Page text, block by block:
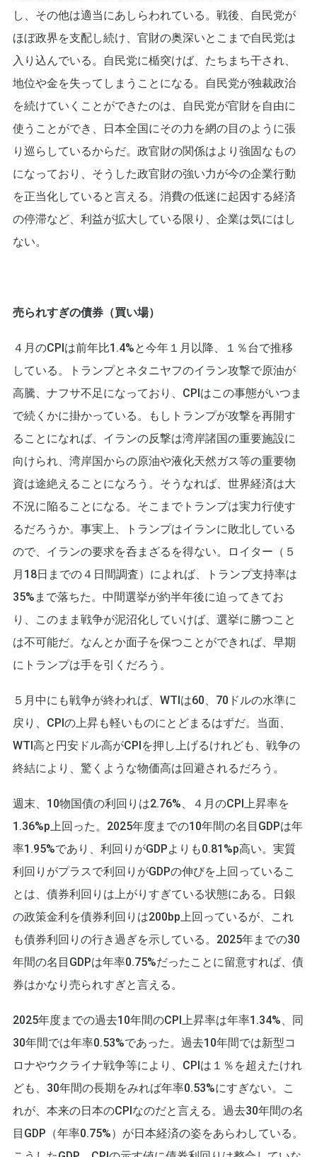
し、その他は適当にあしらわれている。戦後、自民党が
ほぼ政界を支配し続け、官財の奥深いとこまで自民党は
入り込んでいる。自民党に楯突けば、たちまち干され、
地位や金を失ってしまうことになる。自民党が独裁政治
を続けていくことができたのは、自民党が官財を自由に
使うことができ、日本全国にその力を網の目のように張
り巡らしているからだ。政官財の関係はより強固なもの
になっており、そうした政官財の強い力が今の企業行動
を正当化していると言える。消費の低迷に起因する経済
の停滞など、利益が拡大している限り、企業は気にはし
ない。
売られすぎの債券（買い場）
４月のCPIは前年比1.4%と今年１月以降、１％台で推移
している。トランプとネタニヤフのイラン攻撃で原油が
高騰、ナフサ不足になっており、CPIはこの事態がいつま
で続くかに掛かっている。もしトランプが攻撃を再開す
ることになれば、イランの反撃は湾岸諸国の重要施設に
向けられ、湾岸国からの原油や液化天然ガス等の重要物
資は途絶えることになろう。そうなれば、世界経済は大
不況に陥ることになる。そこまでトランプは実力行使す
るだろうか。事実上、トランプはイランに敗北している
ので、イランの要求を呑まざるを得ない。ロイター（５
月18日までの４日間調査）によれば、トランプ支持率は
35%まで落ちた。中間選挙が約半年後に迫ってきてお
り、このまま戦争が泥沼化していけば、選挙に勝つこと
は不可能だ。なんとか面子を保つことができれば、早期
にトランプは手を引くだろう。
５月中にも戦争が終われば、WTIは60、70ドルの水準に
戻り、CPIの上昇も軽いものにとどまるはずだ。当面、
WTI高と円安ドル高がCPIを押し上げるけれども、戦争の
終結により、驚くような物価高は回避されるだろう。
週末、10物国債の利回りは2.76%、４月のCPI上昇率を
1.36%p上回った。2025年度までの10年間の名目GDPは年
率1.95%であり、利回りがGDPよりも0.81%p高い。実質
利回りがプラスで利回りがGDPの伸びを上回っているこ
とは、債券利回りは上がりすぎている状態にある。日銀
の政策金利を債券利回りは200bp上回っているが、これ
も債券利回りの行き過ぎを示している。2025年までの30
年間の名目GDPは年率0.75%だったことに留意すれば、債
券はかなり売られすぎと言える。
2025年度までの過去10年間のCPI上昇率は年率1.34%、同
30年間では年率0.53%であった。過去10年間では新型コ
ロナやウクライナ戦争等により、CPIは１％を超えたけれ
ども、30年間の長期をみれば年率0.53%にすぎない。こ
れが、本来の日本のCPIなのだと言える。過去30年間の名
目GDP（年率0.75%）が日本経済の姿をあらわしている。